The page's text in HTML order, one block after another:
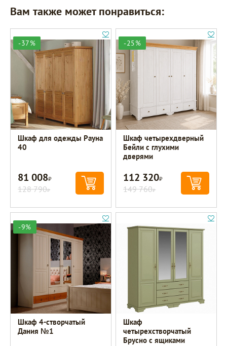
Вам также может понравиться:
-37%
Шкаф для одежды Рауна
40
81 008Р
128 790Р
-25%
Шкаф четырехдверный
Бейли с глухими
дверями
112 320Р
149 760Р
-9%
Шкаф 4-створчатый
Дания №1
Шкаф
четырехстворчатый
Брусно с ящиками